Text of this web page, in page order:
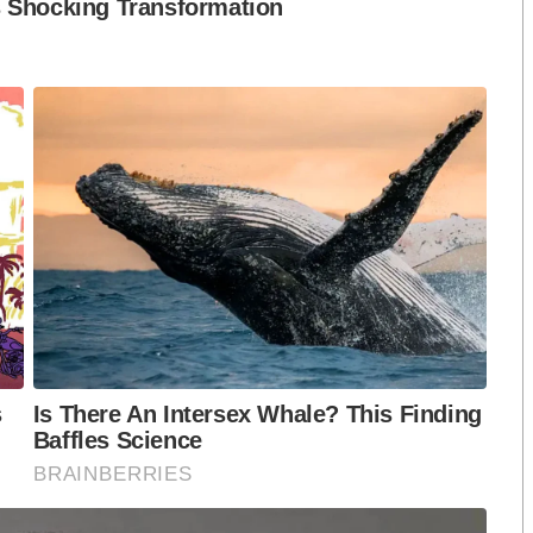
การจัดงาน Exhibition Industry Summit 2024 ใน
ทำให้อุตสาหกรรมการแสดงสินค้านานาชาติมีบทบาท
เศรษฐกิจของประเทศ พร้อมทั้งดึงดูดนักลงทุนจากต่าง
ให้ประเทศไทยก้าวเป็นผู้นำด้านการจัดนิทรรศการของ
นนำระดับโลกขอบคุณรัฐบาลและหน่วยงานที่
ยตลอด ซึ่งบริษัทผู้จัดงานระดับโลก พร้อมเข้ามาลงทุน
งสำนักงานใหญ่ในประเทศไทย เนื่องจากเห็นว่าไทย
รัฐบาลไทยและหน่วยงานที่เกี่ยวข้องให้การสนับสนุน